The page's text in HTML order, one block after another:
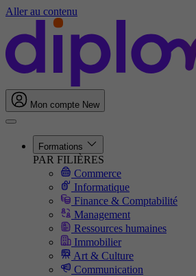
Aller au contenu
Mon compte New
Formations
PAR FILIÈRES
Commerce
Informatique
Finance & Comptabilité
Management
Ressources humaines
Immobilier
Art & Culture
Communication